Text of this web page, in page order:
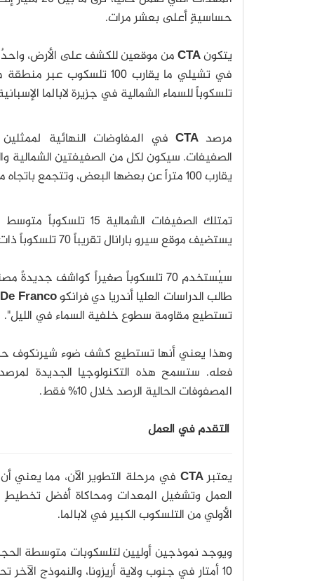
حساسيةٍ أعلى بعشر مرات.
يتكونCTAمن موقعين للكشف على الأرض، واحدٌ
تلسكوباً للسماء الشمالية في جزيرة لابالما
مرصدCTA في المفاوضات النهائية
الصفيفات.
يقارب 100 متراً عن بعضها البعض، وتتجمع باتجاه مركز الصفيفة.
يستضيف موقع سيرو بارانال تقريباً 70 تلسكوباً ذات نطاق 4 أمتار بعيداً من مركز الصفيفة.
سيُستخدم 70 تلسكوباً صغيراً كواشف
طالب الدراسات العليا أندريا دي فرانكوFranco
تستطيع مقاومة سطوع خلفية السماء في الليل".
وهذا يعني أنها تستطيع كشف ضوء شيرنكوف
فعله. ستسمح هذه التكنولوجيا الجديدة
المصفوفات الحالية الرصد خلال 10% فقط.
التقدم في العمل
يعتبرCTA في مرحلة التطوير الآن، مما يعني
العمل وتشغيل المعدات ومحاكاة أفضل
الأولي من التلسكوب الكبير في لابالما.
ويوجد نموذجين أوليين لتلسكوبات متوسطة الحجم